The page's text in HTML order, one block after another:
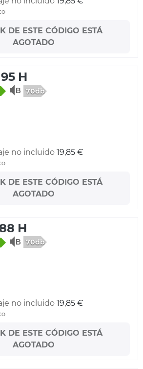
DE ESTE CÓDIGO ESTÁ
AGOTADO
H
70db
no incluido 19,85 €
DE ESTE CÓDIGO ESTÁ
AGOTADO
H
70db
no incluido 19,85 €
DE ESTE CÓDIGO ESTÁ
AGOTADO